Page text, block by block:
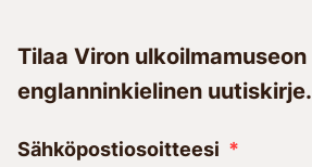
Tilaa Viron ulkoilmamuseon
englanninkielinen uutiskirje.
Sähköpostiosoitteesi